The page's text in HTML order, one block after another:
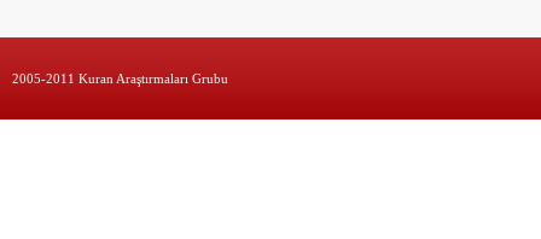
2005-2011 Kuran Araştırmaları Grubu